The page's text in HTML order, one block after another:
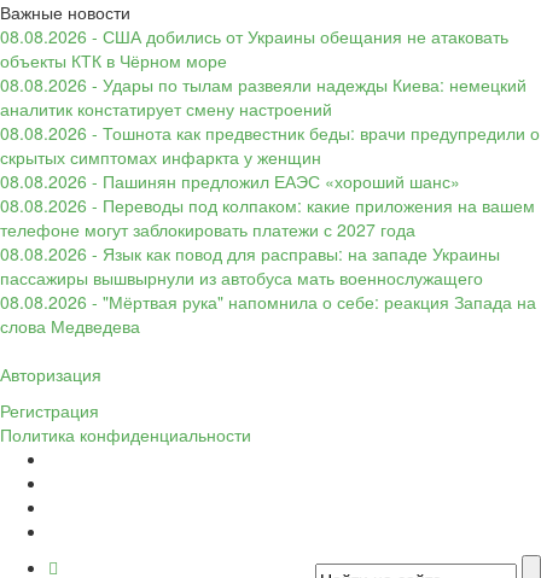
Важные новости
08.08.2026 - США добились от Украины обещания не атаковать
объекты КТК в Чёрном море
08.08.2026 - Удары по тылам развеяли надежды Киева: немецкий
аналитик констатирует смену настроений
08.08.2026 - Тошнота как предвестник беды: врачи предупредили о
скрытых симптомах инфаркта у женщин
08.08.2026 - Пашинян предложил ЕАЭС «хороший шанс»
08.08.2026 - Переводы под колпаком: какие приложения на вашем
телефоне могут заблокировать платежи с 2027 года
08.08.2026 - Язык как повод для расправы: на западе Украины
пассажиры вышвырнули из автобуса мать военнослужащего
08.08.2026 - "Мёртвая рука" напомнила о себе: реакция Запада на
слова Медведева
Авторизация
Регистрация
Политика конфиденциальности